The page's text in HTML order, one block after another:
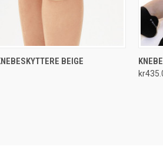
VIEW VIEW OPTIONS
BEIGE